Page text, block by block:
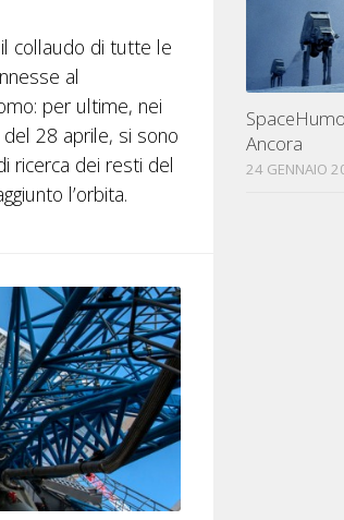
collaudo di tutte le
al
per ultime, nei
del 28 aprile, si sono
ricerca dei resti del
l’orbita.
Ancora
24 GENNAIO